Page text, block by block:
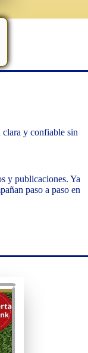
clara y confiable sin
y publicaciones. Ya
paso a paso en